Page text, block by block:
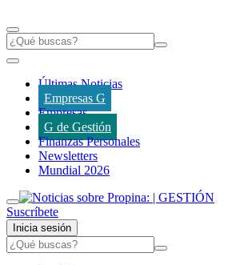
Últimas Noticias
Empresas G
Empresas
G de Gestión
Finanzas Personales
Newsletters
Mundial 2026
Suscríbete
Inicia sesión